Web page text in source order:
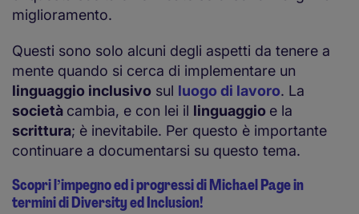
miglioramento.
Questi sono solo alcuni degli aspetti da tenere a
mente quando si cerca di implementare un
linguaggio inclusivo sul luogo di lavoro. La
società cambia, e con lei il linguaggio e la
scrittura; è inevitabile. Per questo è importante
continuare a documentarsi su questo tema.
Scopri l’impegno ed i progressi di Michael Page in
termini di Diversity ed Inclusion!